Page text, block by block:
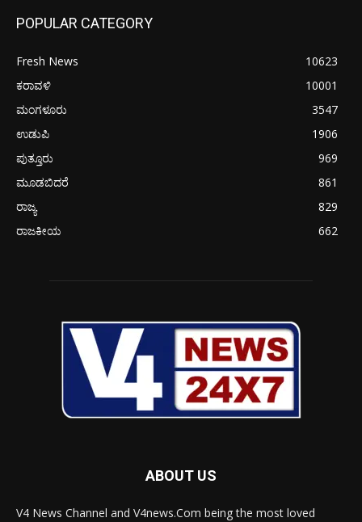
POPULAR CATEGORY
Fresh News
10623
ಕರಾವಳಿ
10001
ಮಂಗಳೂರು
3547
ಉಡುಪಿ
1906
ಪುತ್ತೂರು
969
ಮೂಡಬಿದರೆ
861
ರಾಜ್ಯ
829
ರಾಜಕೀಯ
662
ABOUT US
V4 News Channel and V4news.Com being the most loved